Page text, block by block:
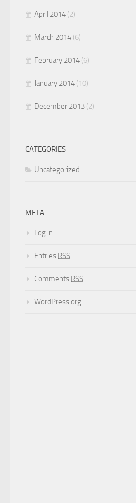
April 2014 (2)
March 2014 (6)
February 2014 (6)
January 2014 (10)
December 2013 (2)
CATEGORIES
Uncategorized
META
Log in
Entries RSS
Comments RSS
WordPress.org